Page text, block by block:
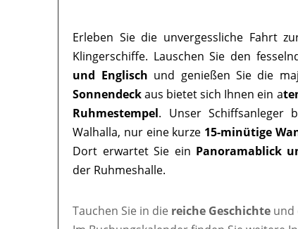
Erleben Sie die unvergessliche Fahrt
Klingerschiffe. Lauschen Sie den
und Englisch und genießen Sie die
Sonnendeckaus bietet sich Ihnen ein a
Ruhmestempel. Unser Schiffsanleger
Walhalla, nur eine kurze 15-minütige
Dort erwartet Sie ein Panoramablick
der Ruhmeshalle.
Tauchen Sie in die reiche Geschichte und